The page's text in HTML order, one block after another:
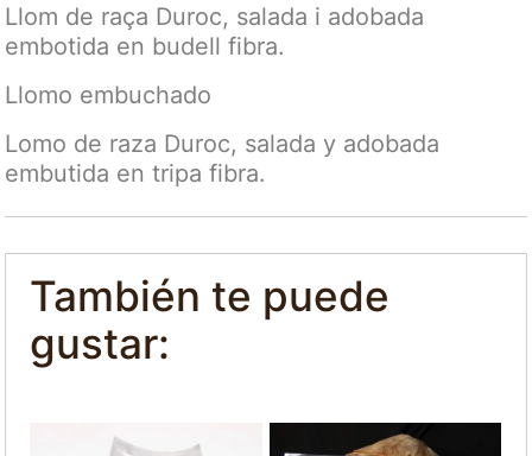
Llom de raça Duroc, salada i adobada
embotida en budell fibra.
Llomo embuchado
Lomo de raza Duroc, salada y adobada
embutida en tripa fibra.
También te puede
gustar: